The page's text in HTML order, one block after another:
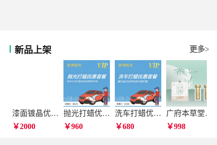
新品上架 更多>
漆面镀晶优惠套餐
￥2000
抛光打蜡优惠套餐
￥960
洗车打蜡优惠套餐
￥680
广府本草堂元宝枫神经酸凝胶糖果
￥998